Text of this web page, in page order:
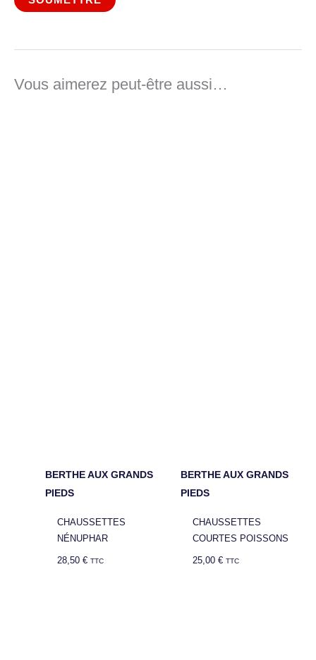
Vous aimerez peut-être aussi…
BERTHE AUX GRANDS
PIEDS
CHAUSSETTES
NÉNUPHAR
28,50€ TTC
BERTHE AUX GRANDS
PIEDS
CHAUSSETTES
COURTES POISSONS
25,00€ TTC